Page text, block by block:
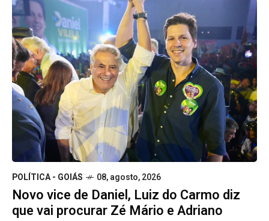
POLÍTICA - GOIÁS 08, agosto, 2026
Novo vice de Daniel, Luiz do Carmo diz
que vai procurar Zé Mário e Adriano